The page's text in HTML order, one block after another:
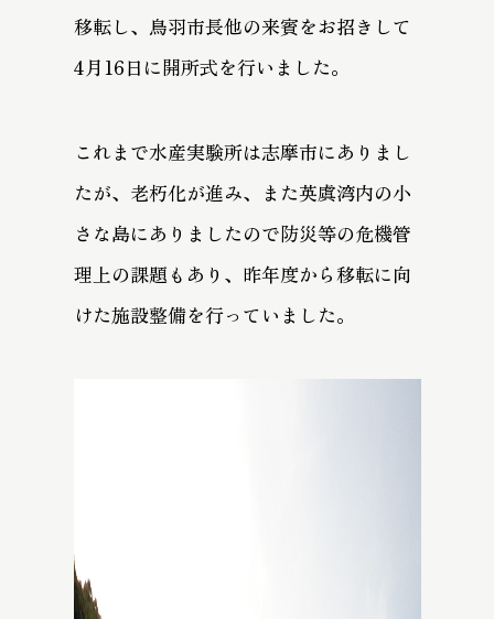
移転し、鳥羽市長他の来賓をお招きして
4月16日に開所式を行いました。
これまで水産実験所は志摩市にありまし
たが、老朽化が進み、また英虞湾内の小
さな島にありましたので防災等の危機管
理上の課題もあり、昨年度から移転に向
けた施設整備を行っていました。